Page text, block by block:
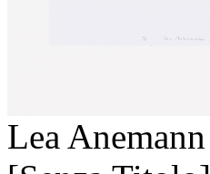
Lea Anemann